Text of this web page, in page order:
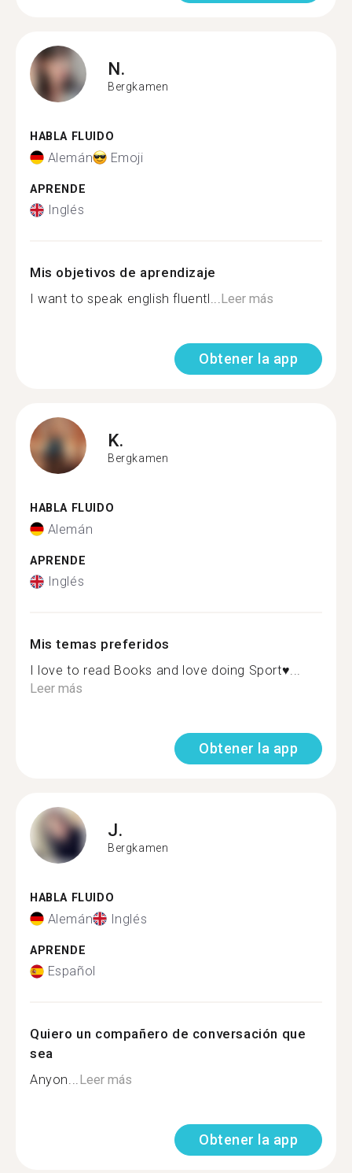
N.
Bergkamen
HABLA FLUIDO
Alemán Emoji
APRENDE
Inglés
Mis objetivos de aprendizaje
I want to speak english fluentl...Leer más
Obtener la app
K.
Bergkamen
HABLA FLUIDO
Alemán
APRENDE
Inglés
Mis temas preferidos
I love to read Books and love doing Sport♥...
Leer más
Obtener la app
J.
Bergkamen
HABLA FLUIDO
Alemán Inglés
APRENDE
Español
Quiero un compañero de conversación que
sea
Anyon...Leer más
Obtener la app